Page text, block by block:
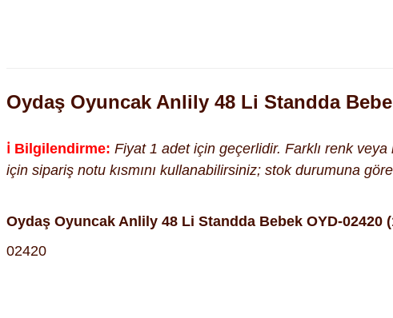
Oydaş Oyuncak Anlily 48 Li Standda
ℹ️ Bilgilendirme: Fiyat 1 adet için geçerlidir. Farklı renk
için sipariş notu kısmını kullanabilirsiniz; stok durumuna
Oydaş Oyuncak Anlily 48 Li Standda Bebek OYD-02420
02420